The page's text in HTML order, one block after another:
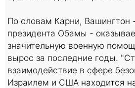
По словам Карни, Вашингтон
президента Обамы -
значительную военную
вырос за последние годы.
взаимодействие в сфере
Израилем и США находится